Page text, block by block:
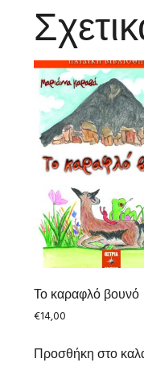
Το καραφλό βουνό
€14,00
Προσθήκη στο